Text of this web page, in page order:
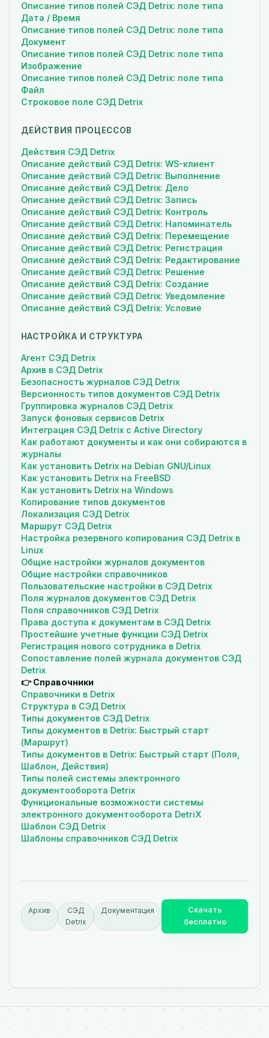
Описание типов полей СЭД Detrix: поле типа
Дата / Время
Описание типов полей СЭД Detrix: поле типа
Документ
Описание типов полей СЭД Detrix: поле типа
Изображение
Описание типов полей СЭД Detrix: поле типа
Файл
Строковое поле СЭД Detrix
ДЕЙСТВИЯ ПРОЦЕССОВ
Действия СЭД Detrix
Описание действий СЭД Detrix: WS-клиент
Описание действий СЭД Detrix: Выполнение
Описание действий СЭД Detrix: Дело
Описание действий СЭД Detrix: Запись
Описание действий СЭД Detrix: Контроль
Описание действий СЭД Detrix: Напоминатель
Описание действий СЭД Detrix: Перемещение
Описание действий СЭД Detrix: Регистрация
Описание действий СЭД Detrix: Редактирование
Описание действий СЭД Detrix: Решение
Описание действий СЭД Detrix: Создание
Описание действий СЭД Detrix: Уведомление
Описание действий СЭД Detrix: Условие
НАСТРОЙКА И СТРУКТУРА
Агент СЭД Detrix
Архив в СЭД Detrix
Безопасность журналов СЭД Detrix
Версионность типов документов СЭД Detrix
Группировка журналов СЭД Detrix
Запуск фоновых сервисов Detrix
Интеграция СЭД Detrix с Active Directory
Как работают документы и как они собираются в
журналы
Как установить Detrix на Debian GNU/Linux
Как установить Detrix на FreeBSD
Как установить Detrix на Windows
Копирование типов документов
Локализация СЭД Detrix
Маршрут СЭД Detrix
Настройка резервного копирования СЭД Detrix в
Linux
Общие настройки журналов документов
Общие настройки справочников
Пользовательские настройки в СЭД Detrix
Поля журналов документов СЭД Detrix
Поля справочников СЭД Detrix
Права доступа к документам в СЭД Detrix
Простейшие учетные функции СЭД Detrix
Регистрация нового сотрудника в Detrix
Сопоставление полей журнала документов СЭД
Detrix
👉 Справочники
Справочники в Detrix
Структура в СЭД Detrix
Типы документов СЭД Detrix
Типы документов в Detrix: Быстрый старт
(Маршрут)
Типы документов в Detrix: Быстрый старт (Поля,
Шаблон, Действия)
Типы полей системы электронного
документооборота Detrix
Функциональные возможности системы
электронного документооборота DetriX
Шаблон СЭД Detrix
Шаблоны справочников СЭД Detrix
Архив
СЭД
Detrix
Документация
Скачать
бесплатно